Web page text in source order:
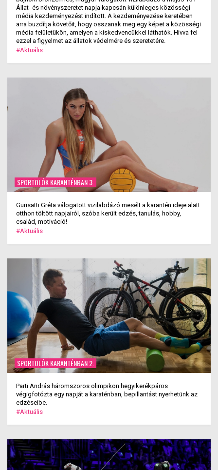
Állat- és növényszeretet napja kapcsán különleges közösségi
média kezdeményezést indított. A kezdeményezése keretében
arra buzdítja követőit, hogy osszanak meg egy képet a közösségi
média felületükön, amelyen a kiskedvencükkel láthatók. Hívva fel
ezzel a figyelmet az állatok védelmére és szeretetére.
#Aktuális
SPORTOLÓK KARANTÉNBAN 3.
Gurisatti Gréta válogatott vizilabdázó mesélt a karantén ideje alatt
otthon töltött napjairól, szóba került edzés, tanulás, hobby,
család, motiváció!
#Aktuális
SPORTOLÓK KARANTÉNBAN 2.
Parti András háromszoros olimpikon hegyikerékpáros
végigfotózta egy napját a karaténban, bepillantást nyerhetünk az
edzéseibe.
#Aktuális